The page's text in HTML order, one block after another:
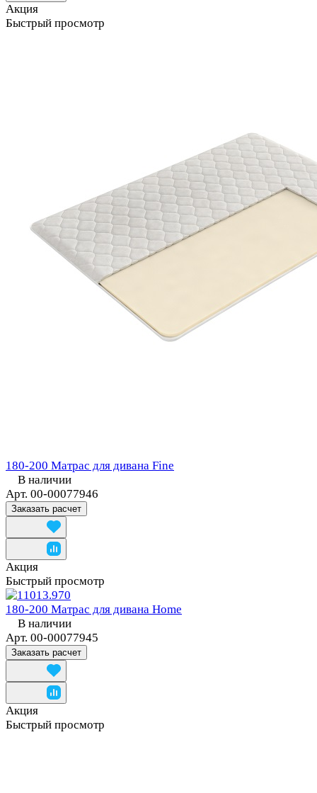
Акция
Быстрый просмотр
180-200 Матрас для дивана Fine
В наличии
Арт. 00-00077946
Заказать расчет
Акция
Быстрый просмотр
180-200 Матрас для дивана Home
В наличии
Арт. 00-00077945
Заказать расчет
Акция
Быстрый просмотр